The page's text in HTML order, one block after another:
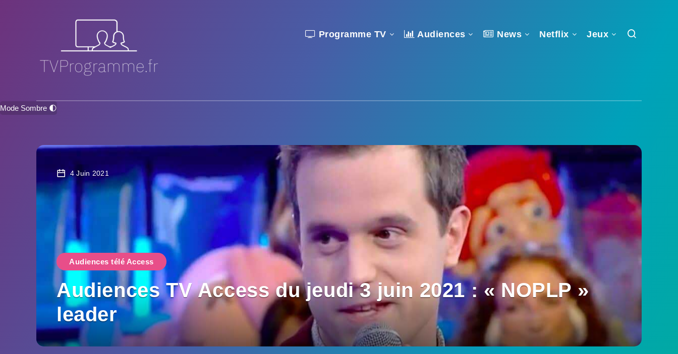
Programme TV Audiences News Netflix Jeux
Mode Sombre 🌓
4 Juin 2021
Audiences télé Access
Audiences TV Access du jeudi 3 juin 2021 : « NOPLP »
leader